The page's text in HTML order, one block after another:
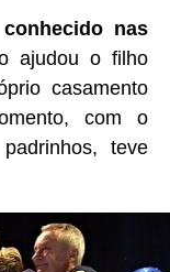
nas
ajudou o filho
casamento
com o
teve